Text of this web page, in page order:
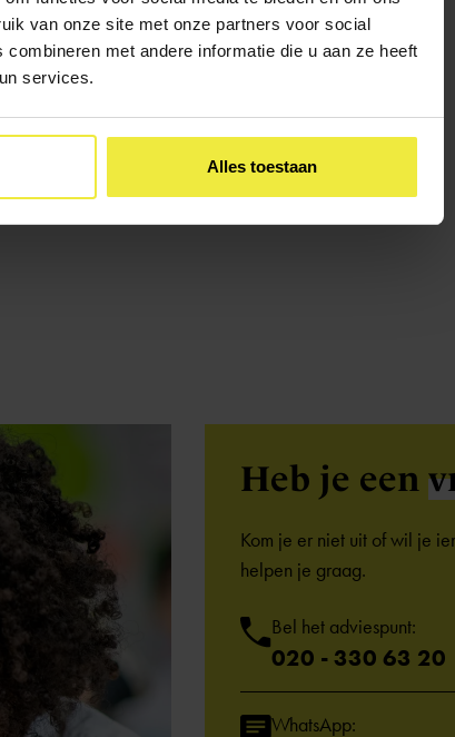
van onze site met onze partners voor social
met andere informatie die u aan ze heeft
services.
Alles toestaan
op de voorschool . Ook zijn alle
aan peuters aan te bieden.
zal vergroten, maar dit zal uit verder
Heb je een
Kom je er niet uit of wil je
helpen je graag.
Bel het adviespunt:
020 - 330 63 20
WhatsApp: